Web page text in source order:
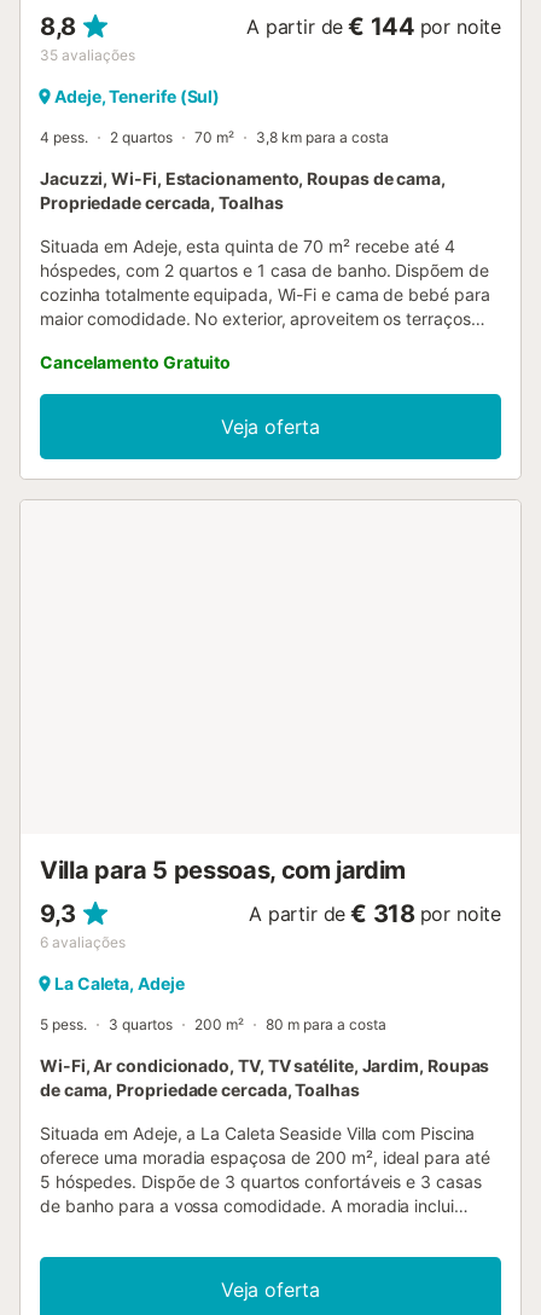
8,8
35 avaliações
A partir de € 144 por noite
Adeje, Tenerife (Sul)
4 pess. 2 quartos 70 m² 3,8 km para a costa
Jacuzzi, Wi-Fi, Estacionamento, Roupas de cama,
Propriedade cercada, Toalhas
Situada em Adeje, esta quinta de 70 m² recebe até 4
hóspedes, com 2 quartos e 1 casa de banho. Dispõem de
cozinha totalmente equipada, Wi-Fi e cama de bebé para
maior comodidade. No exterior, aproveitem os terraços
montanha. A piscina privada aquecida e o jacuzzi
garantem momentos de relaxamento, enquanto o duche
exterior e o churrasco privado completam a experiência ao
ar livre. Têm estacionamento partilhado no local para 1
viatura. Não são permitidos eventos na propriedade.
Cancelamento Gratuito
Veja oferta
Villa para 5 pessoas, com jardim
9,3
6 avaliações
A partir de € 318 por noite
La Caleta, Adeje
5 pess. 3 quartos 200 m² 80 m para a costa
Wi-Fi, Ar condicionado, TV, TV satélite, Jardim, Roupas
de cama, Propriedade cercada, Toalhas
Situada em Adeje, a La Caleta Seaside Villa com Piscina
oferece uma moradia espaçosa de 200 m², ideal para até
5 hóspedes. Dispõe de 3 quartos confortáveis e 3 casas
de banho para a vossa comodidade. A moradia inclui
Wi-Fi adequado para videochamadas, TV, máquina de
lavar roupa, secadora e espaço de trabalho dedicado para
satisfazer todas as vossas necessidades durante a
Veja oferta